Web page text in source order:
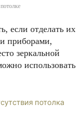
если отделать их
приборами,
зеркальной
использовать